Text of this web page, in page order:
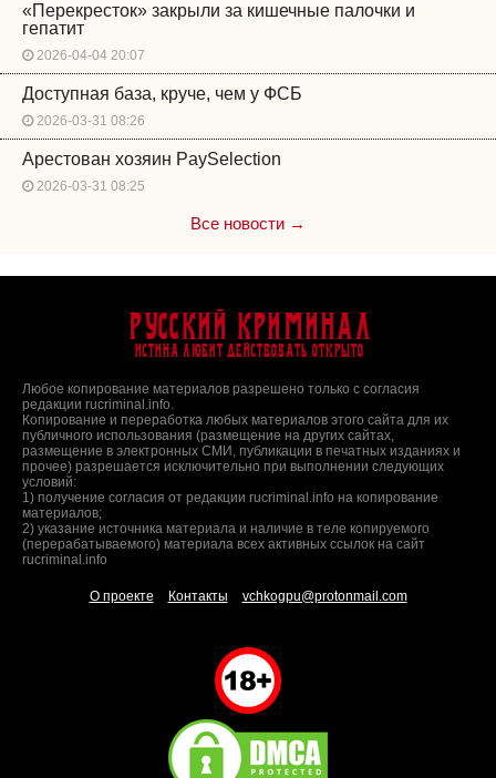
«Перекресток» закрыли за кишечные палочки и
гепатит
2026-04-04 20:07
Доступная база, круче, чем у ФСБ
2026-03-31 08:26
Арестован хозяин PaySelection
2026-03-31 08:25
Все новости →
Русский Криминал
Истина любит действовать открыто
Любое копирование материалов разрешено только с согласия
редакции rucriminal.info.
Копирование и переработка любых материалов этого сайта для их
публичного использования (размещение на других сайтах,
размещение в электронных СМИ, публикации в печатных изданиях и
прочее) разрешается исключительно при выполнении следующих
условий:
1) получение согласия от редакции rucriminal.info на копирование
материалов;
2) указание источника материала и наличие в теле копируемого
(перерабатываемого) материала всех активных ссылок на сайт
rucriminal.info
О проекте Контакты vchkogpu@protonmail.com